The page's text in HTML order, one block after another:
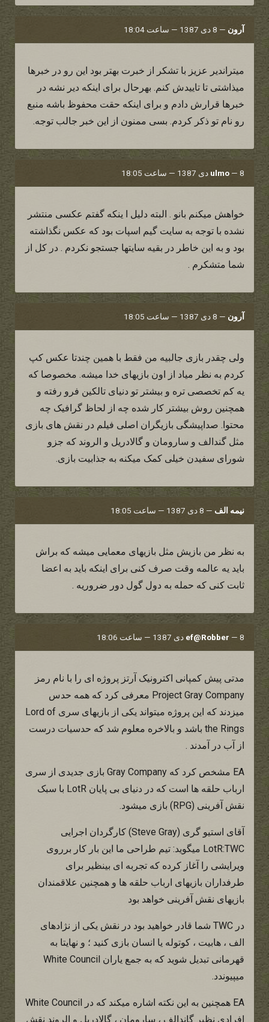
آرون — 8 دی 1387 — ساعت 18:04
میتراندیر عزیز با تشکر از خبرت بهتر بود این رو در خبرها
میذاشتی تا تاییدش کنم. بهرحال برای اینکه دیر نشه در
خبرها قرارش دادم و برای اینکه حقت محفوظ باشه منبع
رو نام تو ذکر کردم. بسی ممنون از این خبر جالب توجه.
ulmo — 8 دی 1387 — ساعت 18:05
خواهش میکنم بانو . البته دلیل ا ینکه گفتم عکسی منتشر
نشده با توجه به سایت گیم اسپات بود که عکس نگذاشته
بود و به این خاطر در بقیه سایتها جستجو نکردم . در کل از
شما متشکرم .
آرون — 8 دی 1387 — ساعت 18:05
ولی چقدر بازی جالبیه من فقط با همین چندتا عکس کپ
کردم به نظر میاد از اون بازیهای خدا میشه. مخصوصا که
یه کم تخصصی تره و بیشتر تو دنیای تالکین فرو رفته و
همچنین روش بیشتر کار شده چه از لحاظ گرافیک چه
محتوا. صداپیشگی بازیگران اصلی فیلم در نقش های بازی
مثل گندالف و سارومان و گالادریل و الروند که جزو
شورای سفیدن خیلی کمک میکنه به جذابیت بازی.
نیمه الف — 8 دی 1387 — ساعت 18:05
به نظر من بازیش مثل بازیهای معمایی میشه که براش
باید یه عالمه وقت صرف کنی برای اینکه باید به اعضا
ثابت کنی که حمله به دول گول دور ضروریه .
ef@Robber — 8 دی 1387 — ساعت 18:06
مدتی پیش کمپانی اکترونیک آرتز پروژه ای را با نام رمز
Project Gray Company معرفی کرد که همه حدس
میزدند که این پروژه میتواند یکی از بازیهای سری Lord of
the Rings باشد و بالاخره معلوم شد که حدسیات درست
از آب در آمدند .
EA مشخص کرد که Gray Company بازی جدیدی از سری
ارباب حلقه ها است که در دنیای بی پایان LotR با سبک
نقش آفرینی (RPG) بازی میشود.
آقای استیو گری (Steve Gray) کارگردان اجرایی
LotR:TWC میگوید: تیم طراحی ما این بار کار برروی
ویرایشی را آغاز کرده که تجربه ای بینظیر برای
طرفداران بازیهای ارباب حلقه ها و همچنین علاقمندان
بازیهای نقش آفرینی خواهد بود
در TWC شما قادر خواهید بود در نقش یکی از نژادهای
الف ، هابیت ، کوتوله یا انسان بازی کنید ؛ و نهایتا به
قهرمانی تبدیل شوید که به جمع یاران White Council
میپیوندد.
EA همچنین به این نکته اشاره میکند که در White Council
افرادی نظیر گاندالف ، سارومان ، گالادریل و الروند نقش